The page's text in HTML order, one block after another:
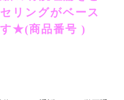
リングがベース
★(商品番号 )